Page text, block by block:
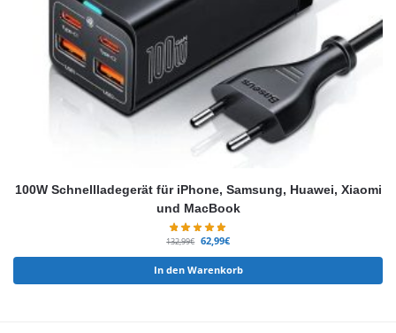
100W Schnellladegerät für iPhone, Samsung, Huawei, Xiaomi
und MacBook
132,99€ 62,99€
In den Warenkorb